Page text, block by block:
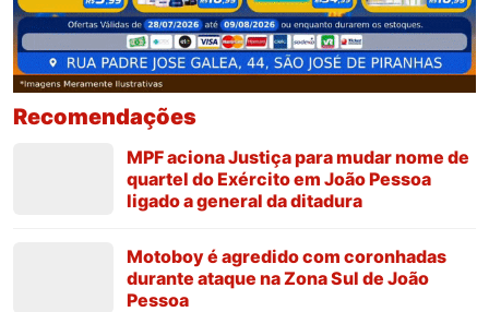
Recomendações
MPF aciona Justiça para mudar nome de
quartel do Exército em João Pessoa
ligado a general da ditadura
Motoboy é agredido com coronhadas
durante ataque na Zona Sul de João
Pessoa